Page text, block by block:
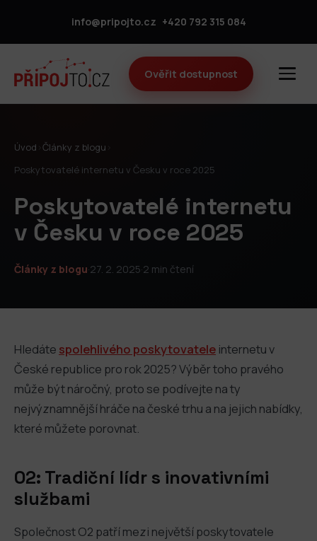
info@pripojto.cz +420 792 315 084
Ověřit dostupnost
Úvod Články z blogu
Poskytovatelé internetu v Česku v roce 2025
Poskytovatelé internetu
v Česku v roce 2025
Články z blogu·27. 2. 2025·2 min čtení
Hledáte spolehlivého poskytovatele internetu v
České republice pro rok 2025? Výběr toho pravého
může být náročný, proto se podívejte na ty
nejvýznamnější hráče na české trhu a na jejich nabídky,
které můžete porovnat.
O2: Tradiční lídr s inovativními
službami
Společnost O2 patří mezi největší poskytovatele